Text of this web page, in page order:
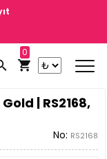
0
| RS2168,
No: RS2168